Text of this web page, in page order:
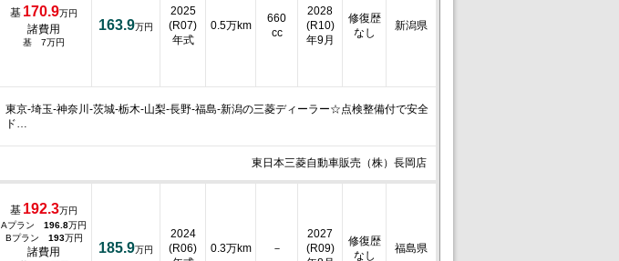
基 170.9万円
諸費用
基 7万円
163.9万円
2025
(R07)
年式
0.5万km
660
cc
2028
(R10)
年9月
修復歴
なし
新潟県
東京-埼玉-神奈川-茨城-栃木-山梨-長野-福島-新潟の三菱ディーラー☆点検整備付で安全
ド…
東日本三菱自動車販売（株）長岡店
基 192.3万円
Aプラン 196.8万円
Bプラン 193万円
諸費用 185.9万円
2024
(R06)
0.3万km －
2027
(R09)
修復歴
なし
福島県